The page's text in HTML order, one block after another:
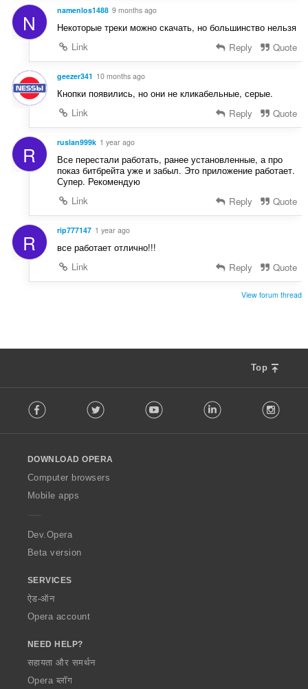
N namenlos1488 9 months ago
Некоторые треки можно скачать, но большинство нельзя
Link
Reply Quote
geezer341 10 months ago
Кнопки появились, но они не кликабельные, серые.
Link
Reply Quote
R ruslan999k 1 year ago
Все перестали работать, ранее установленные, а про
показ битбрейта уже и забыл. Это приложение работает.
Супер. Рекомендую
Link
Reply Quote
R rip777147 1 year ago
все работает отлично!!!
Link
Reply Quote
View forum thread
Top
o
w
O
p
a
Facebook Twitter Youtube LinkedIn
DOWNLOAD OPERA
Computer browsers
Mobile apps
Dev.Opera
Beta version
SERVICES
ऐड-ऑन
Opera account
NEED HELP?
सहायता और समर्थन
Opera ब्लॉग